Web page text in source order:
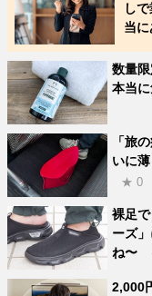
し
当に
数量
本当
「旅
いに
★ 0
裸足
ーズ
ね〜
2,000